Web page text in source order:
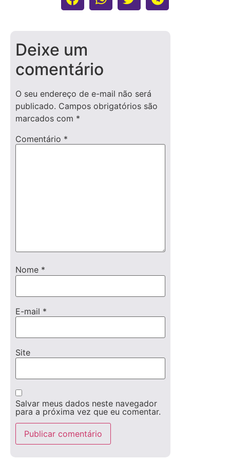
Deixe um
comentário
O seu endereço de e-mail não será
publicado. Campos obrigatórios são
marcados com *
Comentário *
Nome *
E-mail *
Site
Salvar meus dados neste navegador
para a próxima vez que eu comentar.